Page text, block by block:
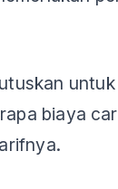
biaya